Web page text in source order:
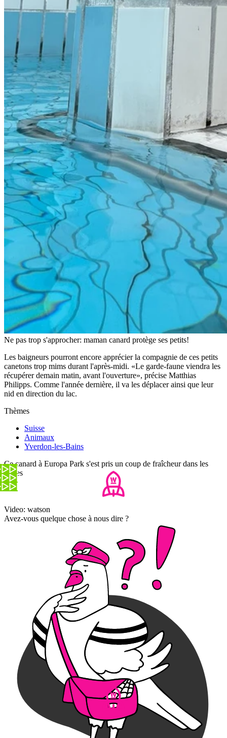
Ne pas trop s'approcher: maman canard protège ses petits!
Les baigneurs pourront encore apprécier la compagnie de ces petits
canetons trop mims durant l'après-midi. «Le garde-faune viendra les
récupérer demain matin, avant l'ouverture», précise Matthias
Philipps. Comme l'année dernière, il va les déplacer ainsi que leur
nid en direction du lac.
Thèmes
Suisse
Animaux
Yverdon-les-Bains
Ce canard à Europa Park s'est pris un coup de fraîcheur dans les
fesses
Video: watson
Avez-vous quelque chose à nous dire ?